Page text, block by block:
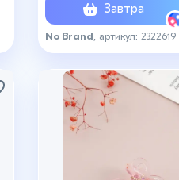
Завтра
No Brand , артикул: 2322619